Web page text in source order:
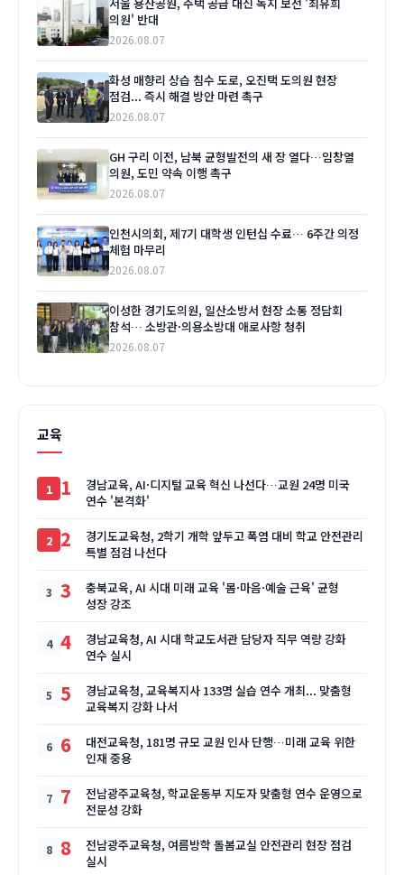
의원' 반대
2026.08.07
화성 매향리 상습 침수 도로, 오진택 도의원 현장
점검... 즉시 해결 방안 마련 촉구
2026.08.07
GH 구리 이전, 남북 균형발전의 새 장 열다…임창열
의원, 도민 약속 이행 촉구
2026.08.07
인천시의회, 제7기 대학생 인턴십 수료… 6주간 의정
체험 마무리
2026.08.07
이성한 경기도의원, 일산소방서 현장 소통 정담회
참석… 소방관·의용소방대 애로사항 청취
2026.08.07
교육
1
경남교육, AI·디지털 교육 혁신 나선다…교원 24명 미국
연수 '본격화'
2
경기도교육청, 2학기 개학 앞두고 폭염 대비 학교 안전관리
특별 점검 나선다
3
충북교육, AI 시대 미래 교육 '몸·마음·예술 근육' 균형
성장 강조
4
경남교육청, AI 시대 학교도서관 담당자 직무 역량 강화
연수 실시
5
경남교육청, 교육복지사 133명 실습 연수 개최... 맞춤형
교육복지 강화 나서
6
대전교육청, 181명 규모 교원 인사 단행…미래 교육 위한
인재 중용
7
전남광주교육청, 학교운동부 지도자 맞춤형 연수 운영으로
전문성 강화
8
전남광주교육청, 여름방학 돌봄교실 안전관리 현장 점검
실시